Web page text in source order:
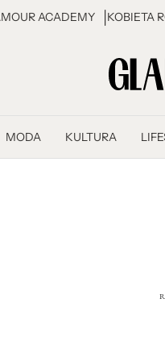
ACADEMY KOBIETA
MODA KULTURA